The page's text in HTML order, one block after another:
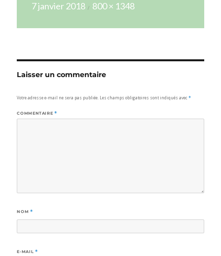
le
7 janvier 2018
réelle
800 × 1348
Laisser un commentaire
Votre adresse e-mail ne sera pas publiée. Les champs obligatoires sont indiqués avec*
COMMENTAIRE *
NOM *
E-MAIL *